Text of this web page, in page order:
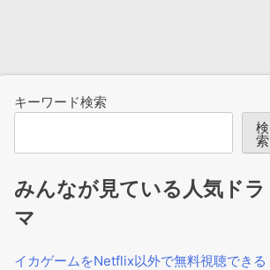
キーワード検索
検
索
みんなが見ている人気ドラ
マ
イカゲームをNetflix以外で無料視聴できる